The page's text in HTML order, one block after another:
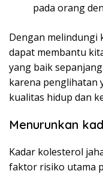
pada orang
Dengan melindungi
dapat membantu
yang baik
karena penglihatan
kualitas hidup dan
Menurunkan
Kadar kolesterol
faktor risiko utama